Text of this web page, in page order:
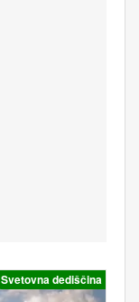
Svetovna dediščina